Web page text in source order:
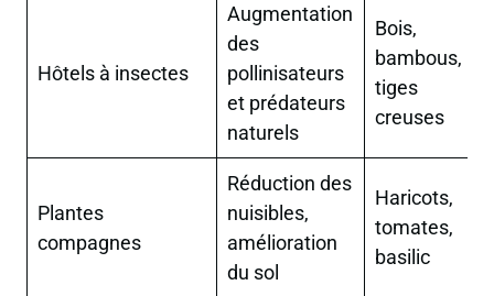
Hôtels à insectes
Augmentation
des
pollinisateurs
et prédateurs
naturels
Bois,
bambous,
tiges
creuses
Plantes
compagnes
Réduction des
nuisibles,
amélioration
du sol
Haricots,
tomates,
basilic